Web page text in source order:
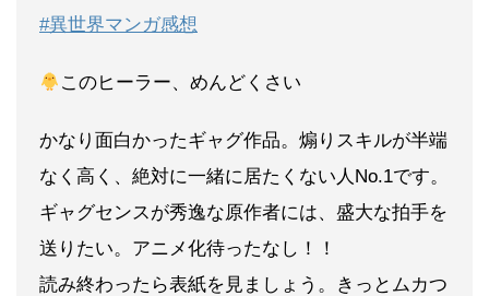
#異世界マンガ感想
このヒーラー、めんどくさい
かなり面白かったギャグ作品。煽りスキルが半端
なく高く、絶対に一緒に居たくない人No.1です。
ギャグセンスが秀逸な原作者には、盛大な拍手を
送りたい。アニメ化待ったなし！！
読み終わったら表紙を見ましょう。きっとムカつ